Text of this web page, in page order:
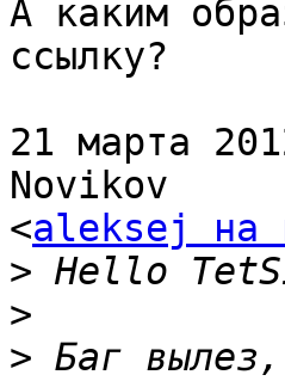
А каким
ссылку?
21 марта
Novikov
<aleksej на
>
>
> Баг